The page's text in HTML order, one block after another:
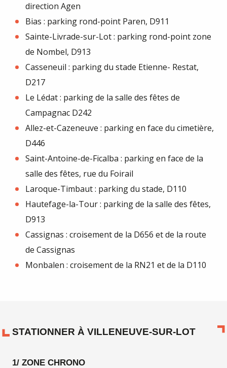
direction Agen
Bias : parking rond-point Paren, D911
Sainte-Livrade-sur-Lot : parking rond-point zone
de Nombel, D913
Casseneuil : parking du stade Etienne- Restat,
D217
Le Lédat : parking de la salle des fêtes de
Campagnac D242
Allez-et-Cazeneuve : parking en face du cimetière,
D446
Saint-Antoine-de-Ficalba : parking en face de la
salle des fêtes, rue du Foirail
Laroque-Timbaut : parking du stade, D110
Hautefage-la-Tour : parking de la salle des fêtes,
D913
Cassignas : croisement de la D656 et de la route
de Cassignas
Monbalen : croisement de la RN21 et de la D110
STATIONNER À VILLENEUVE-SUR-LOT
1/ ZONE CHRONO